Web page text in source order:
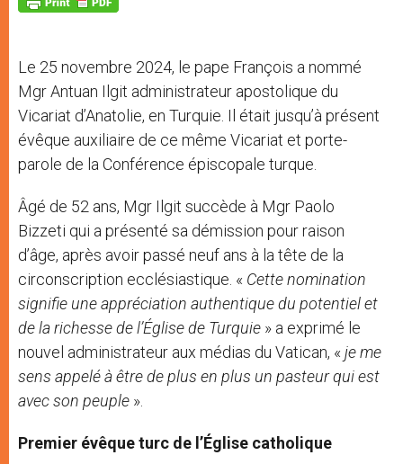
p e k
Le 25 novembre 2024, le pape François a nommé
Mgr Antuan Ilgit administrateur apostolique du
Vicariat d’Anatolie, en Turquie. Il était jusqu’à présent
évêque auxiliaire de ce même Vicariat et porte-
parole de la Conférence épiscopale turque.
Âgé de 52 ans, Mgr Ilgit succède à Mgr Paolo
Bizzeti qui a présenté sa démission pour raison
d’âge, après avoir passé neuf ans à la tête de la
circonscription ecclésiastique. « Cette nomination
signifie une appréciation authentique du potentiel et
de la richesse de l’Église de Turquie » a exprimé le
nouvel administrateur aux médias du Vatican, « je me
sens appelé à être de plus en plus un pasteur qui est
avec son peuple ».
Premier évêque turc de l’Église catholique